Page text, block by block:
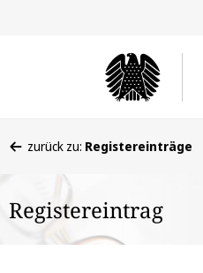
befinden
hier:
zurück zu: Registereinträge
Registereintrag